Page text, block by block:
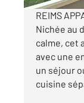
REIMS
Nichée au
calme, cet
avec une
un séjour
cuisine